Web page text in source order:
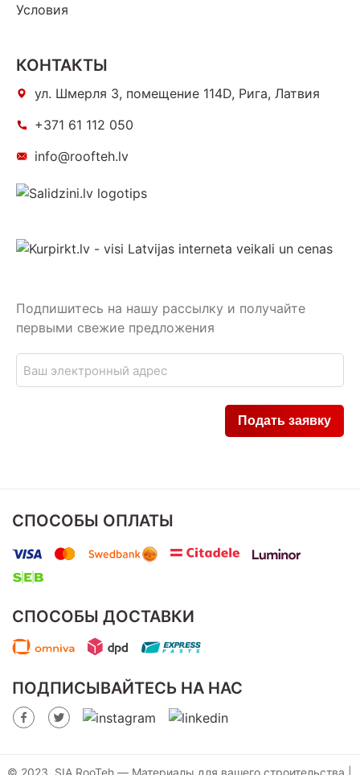
Условия
КОНТАКТЫ
ул. Шмерля 3, помещение 114D, Рига, Латвия
+371 61 112 050
info@roofteh.lv
Подпишитесь на нашу рассылку и получайте
первыми свежие предложения
СПОСОБЫ ОПЛАТЫ
СПОСОБЫ ДОСТАВКИ
ПОДПИСЫВАЙТЕСЬ НА НАС
© 2023, SIA RooTeh — Материалы для вашего строительства |